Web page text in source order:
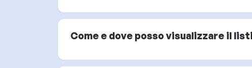
Come e dove posso visualizzare il